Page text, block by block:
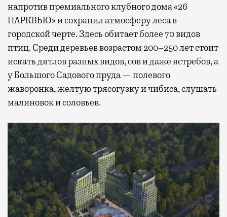
напротив премиального клубного дома «26
ПАРКВЬЮ» и сохранил атмосферу леса в
городской черте. Здесь обитает более 70 видов
птиц. Среди деревьев возрастом 200–250 лет стоит
искать дятлов разных видов, сов и даже ястребов, а
у Большого Садового пруда — полевого
жаворонка, желтую трясогузку и чибиса, слушать
малиновок и соловьев.